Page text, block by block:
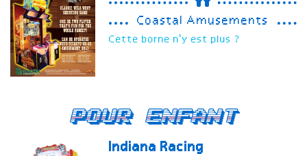
Coastal Amusements
Cette borne n'y est plus ?
Pour enfant
Indiana Racing